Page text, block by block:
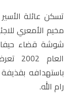
مخيم الأمعري
باستهدافه
رام الله.